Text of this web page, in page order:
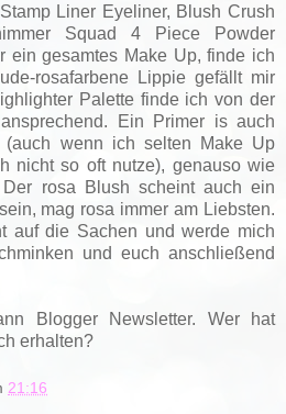
Liner Eyeliner, Blush Crush
Squad 4 Piece Powder
ein gesamtes Make Up, finde ich
rosafarbene Lippie gefällt mir
Palette finde ich von der
Ein Primer is auch
wenn ich selten Make Up
nicht so oft nutze), genauso wie
rosa Blush scheint auch ein
mag rosa immer am Liebsten.
auf die Sachen und werde mich
und euch anschließend
Blogger Newsletter. Wer hat
erhalten?
21:16